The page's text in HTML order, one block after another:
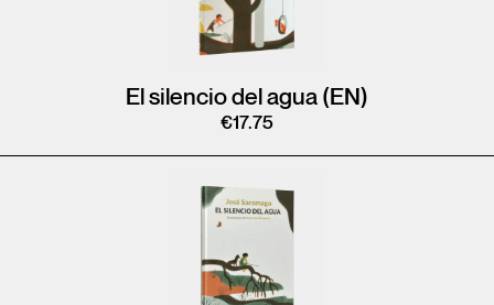
El silencio del agua (EN)
€17.75